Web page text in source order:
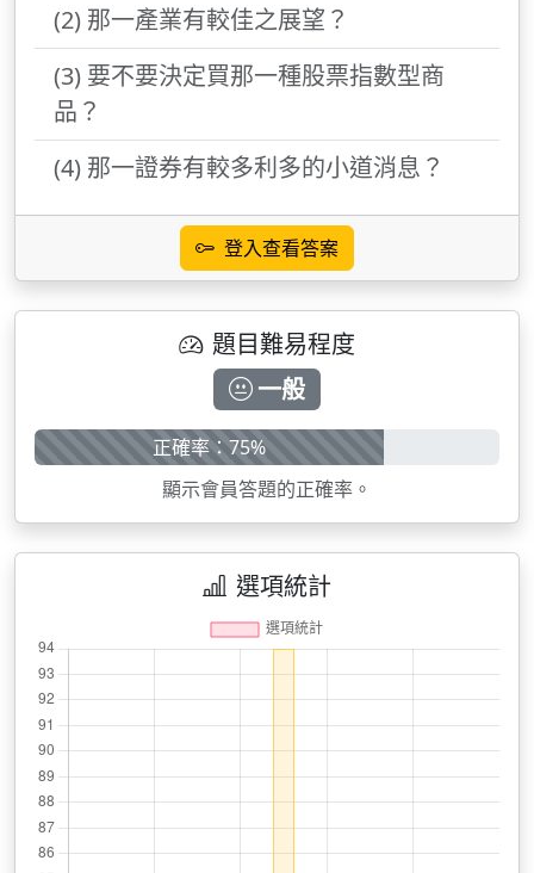
(2) 那一產業有較佳之展望？
(3) 要不要決定買那一種股票指數型商
品？
(4) 那一證券有較多利多的小道消息？
登入查看答案
題目難易程度
一般
正確率：75%
顯示會員答題的正確率。
選項統計